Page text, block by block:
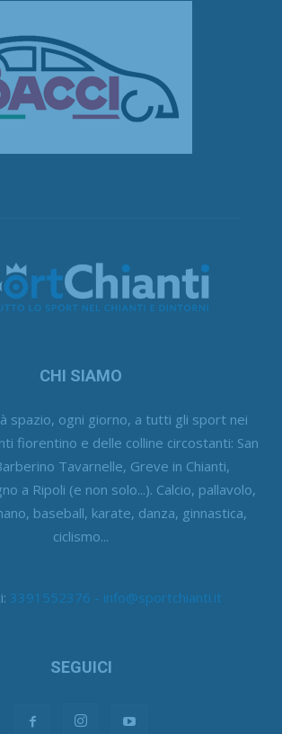
CHI SIAMO
spazio, ogni giorno, a tutti gli sport nei
fiorentino e delle colline circostanti: San
Tavarnelle, Greve in Chianti,
a Ripoli (e non solo...). Calcio, pallavolo,
baseball, karate, danza, ginnastica,
ciclismo...
3391552376 - info@sportchianti.it
SEGUICI